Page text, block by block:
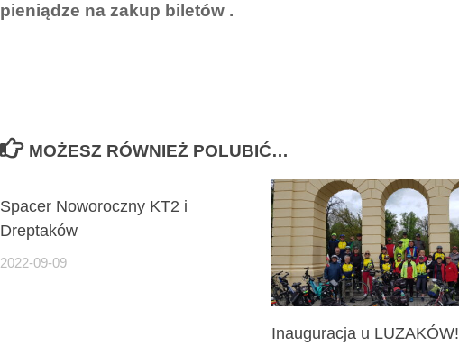
pieniądze na zakup biletów .
MOŻESZ RÓWNIEŻ POLUBIĆ…
Spacer Noworoczny KT2 i
Dreptaków
2022-09-09
Inauguracja u LUZAKÓW!